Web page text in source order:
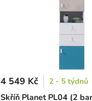
Skříň Planet PL04 (2
4 549 Kč 2 - 5 týdnů